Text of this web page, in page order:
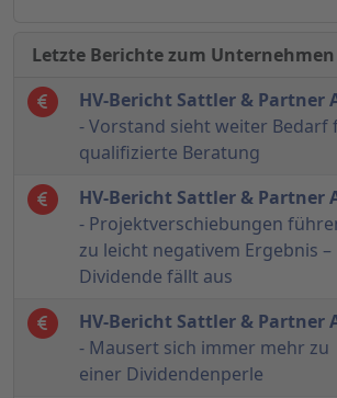
Letzte Berichte zum Unternehmen
HV-Bericht Sattler & Partner
- Vorstand sieht weiter Bedarf
qualifizierte Beratung
HV-Bericht Sattler & Partner
- Projektverschiebungen
zu leicht negativem Ergebnis –
Dividende fällt aus
HV-Bericht Sattler & Partner
- Mausert sich immer mehr zu
einer Dividendenperle